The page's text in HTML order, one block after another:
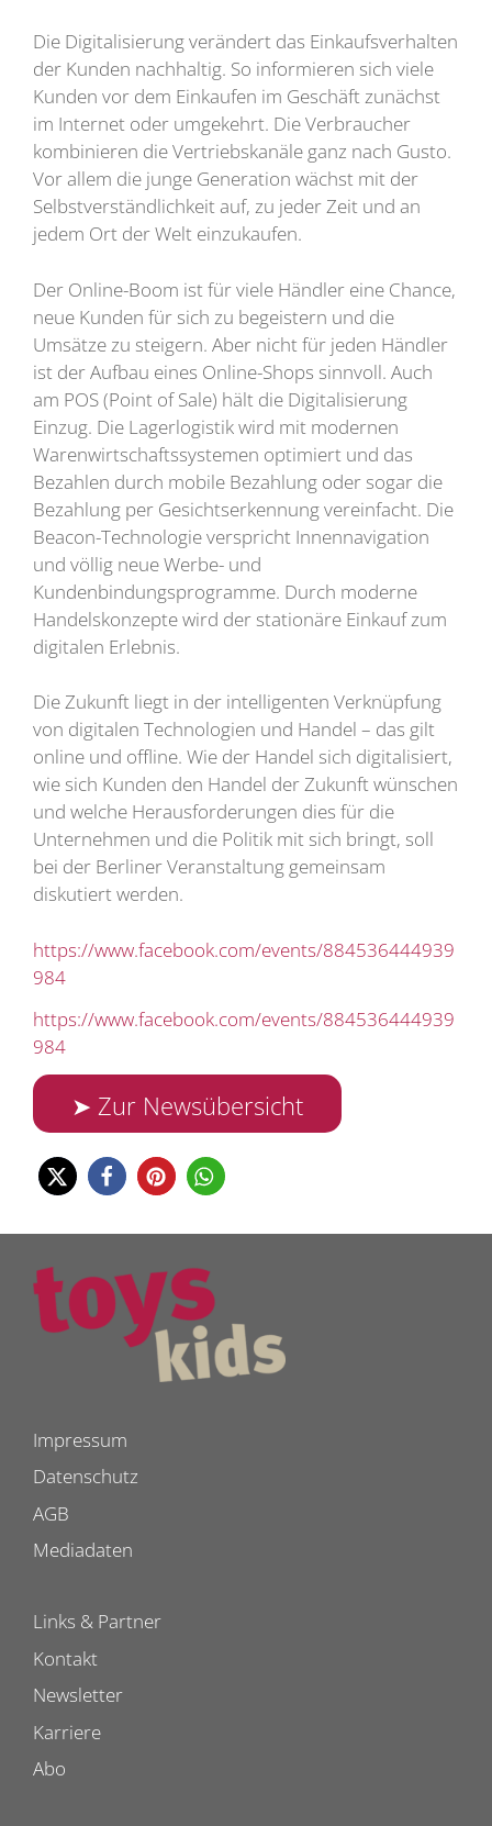
Die Digitalisierung verändert das Einkaufsverhalten
der Kunden nachhaltig. So informieren sich viele
Kunden vor dem Einkaufen im Geschäft zunächst
im Internet oder umgekehrt. Die Verbraucher
kombinieren die Vertriebskanäle ganz nach Gusto.
Vor allem die junge Generation wächst mit der
Selbstverständlichkeit auf, zu jeder Zeit und an
jedem Ort der Welt einzukaufen.
Der Online-Boom ist für viele Händler eine Chance,
neue Kunden für sich zu begeistern und die
Umsätze zu steigern. Aber nicht für jeden Händler
ist der Aufbau eines Online-Shops sinnvoll. Auch
am POS (Point of Sale) hält die Digitalisierung
Einzug. Die Lagerlogistik wird mit modernen
Warenwirtschaftssystemen optimiert und das
Bezahlen durch mobile Bezahlung oder sogar die
Bezahlung per Gesichtserkennung vereinfacht. Die
Beacon-Technologie verspricht Innennavigation
und völlig neue Werbe- und
Kundenbindungsprogramme. Durch moderne
Handelskonzepte wird der stationäre Einkauf zum
digitalen Erlebnis.
Die Zukunft liegt in der intelligenten Verknüpfung
von digitalen Technologien und Handel – das gilt
online und offline. Wie der Handel sich digitalisiert,
wie sich Kunden den Handel der Zukunft wünschen
und welche Herausforderungen dies für die
Unternehmen und die Politik mit sich bringt, soll
bei der Berliner Veranstaltung gemeinsam
diskutiert werden.
https://www.facebook.com/events/884536444939
984
https://www.facebook.com/events/884536444939
984
➤ Zur Newsübersicht
Impressum
Datenschutz
AGB
Mediadaten
Links & Partner
Kontakt
Newsletter
Karriere
Abo